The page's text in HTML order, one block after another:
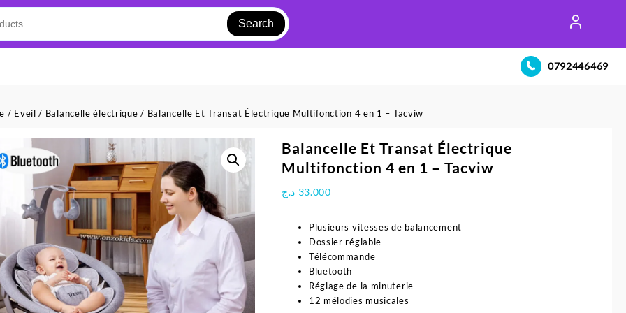
Search
0792446469
/ Eveil / Balancelle électrique / Balancelle Et Transat Électrique Multifonction 4 en 1 – Tacviw
Balancelle Et Transat Électrique
Multifonction 4 en 1 – Tacviw
33.000 د.ج
Plusieurs vitesses de balancement
Dossier réglable
Télécommande
Bluetooth
Réglage de la minuterie
12 mélodies musicales